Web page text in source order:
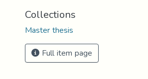
Collections
Master thesis
Full item page